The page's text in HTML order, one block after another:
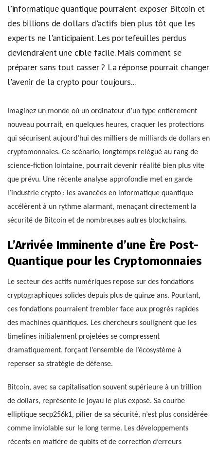
l'informatique quantique pourraient exposer Bitcoin et
des billions de dollars d'actifs bien plus tôt que les
experts ne l'anticipaient. Les portefeuilles perdus
deviendraient une cible facile. Mais comment se
préparer sans tout casser ? La réponse pourrait changer
l'avenir de la crypto pour toujours...
Imaginez un monde où un ordinateur d’un type entièrement
nouveau pourrait, en quelques heures, craquer les protections
qui sécurisent aujourd’hui des milliers de milliards de dollars en
cryptomonnaies. Ce scénario, longtemps relégué au rang de
science-fiction lointaine, pourrait devenir réalité bien plus vite
que prévu. Une récente analyse approfondie met en garde
l’industrie crypto : les avancées en informatique quantique
accélèrent à un rythme alarmant, menaçant directement la
sécurité de Bitcoin et de nombreuses autres blockchains.
L’Arrivée Imminente d’une Ère Post-
Quantique pour les Cryptomonnaies
Le secteur des actifs numériques repose sur des fondations
cryptographiques solides depuis plus de quinze ans. Pourtant,
ces fondations pourraient trembler face aux progrès rapides
des machines quantiques. Les chercheurs soulignent que les
timelines initialement projetées se compressent
dramatiquement, forçant l’ensemble de l’écosystème à
repenser sa stratégie de défense.
Bitcoin, avec sa capitalisation souvent supérieure à un trillion
de dollars, représente le joyau le plus exposé. Sa courbe
elliptique secp256k1, pilier de sa sécurité, n’est plus considérée
comme inviolable sur le long terme. Les développements
récents en matière de qubits et de correction d’erreurs